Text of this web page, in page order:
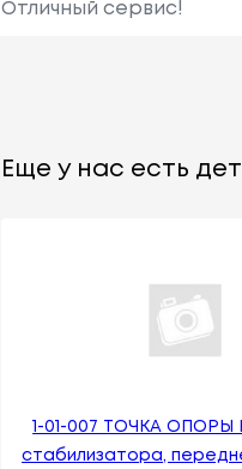
Отличный сервис!
Еще у нас есть
1-01-007 ТОЧКА ОПОРЫ
стабилизатора,